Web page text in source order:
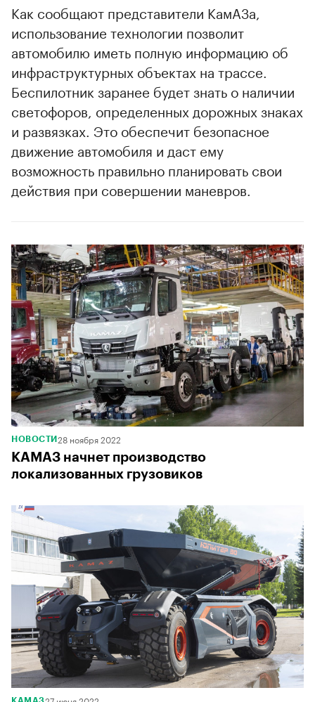
Как сообщают представители КамАЗа,
использование технологии позволит
автомобилю иметь полную информацию об
инфраструктурных объектах на трассе.
Беспилотник заранее будет знать о наличии
светофоров, определенных дорожных знаках
и развязках. Это обеспечит безопасное
движение автомобиля и даст ему
возможность правильно планировать свои
действия при совершении маневров.
НОВОСТИ 28 ноября 2022
КАМАЗ начнет производство
локализованных грузовиков